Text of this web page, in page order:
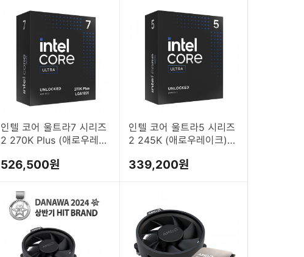
인텔 코어 울트라7 시리즈
2 270K Plus (애로우레이
526,500원
인텔 코어 울트라5 시리즈
2 245K (애로우레이크)
339,200원